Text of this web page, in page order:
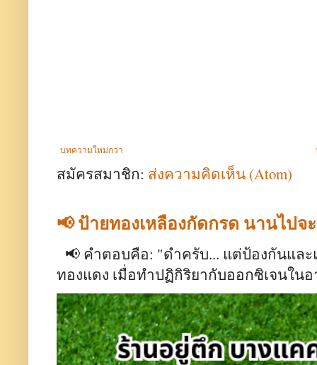
บทความใหม่กว่า
สมัครสมาชิก: ส่งความคิดเห็น (Atom)
📢 ป้ายทองเหลืองกัดกรด นานไปจ
📢 คำตอบคือ: "ดำครับ... แต่ป้องกันแล
ทองแดง เมื่อทำปฏิกิริยากับออกซิเจนใน